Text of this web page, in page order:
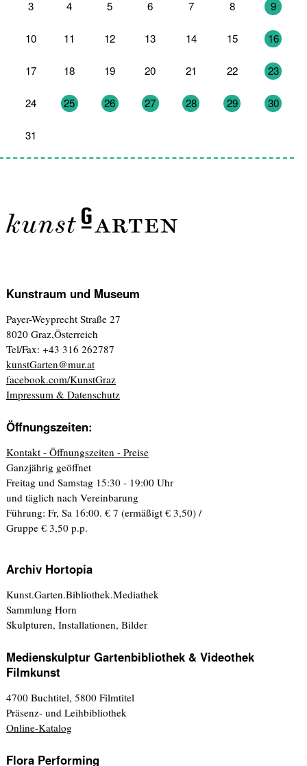
3 4 5 6 7 8 9
10 11 12 13 14 15 16
17 18 19 20 21 22 23
24 25 26 27 28 29 30
31
Kunstraum und Museum
Payer-Weyprecht Straße 27
8020 Graz,Österreich
Tel/Fax: +43 316 262787
kunstGarten@mur.at
facebook.com/KunstGraz
Impressum & Datenschutz
Öffnungszeiten:
Kontakt - Öffnungszeiten - Preise
Ganzjährig geöffnet
Freitag und Samstag 15:30 - 19:00 Uhr
und täglich nach Vereinbarung
Führung: Fr, Sa 16:00. € 7 (ermäßigt € 3,50) /
Gruppe € 3,50 p.p.
Archiv Hortopia
Kunst.Garten.Bibliothek.Mediathek
Sammlung Horn
Skulpturen, Installationen, Bilder
Medienskulptur Gartenbibliothek & Videothek
Filmkunst
4700 Buchtitel, 5800 Filmtitel
Präsenz- und Leihbibliothek
Online-Katalog
Flora Performing